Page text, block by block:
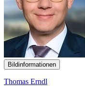
Bildinformationen
Thomas Erndl